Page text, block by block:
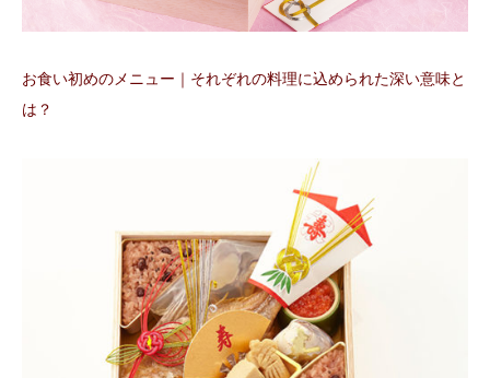
お食い初めのメニュー｜それぞれの料理に込められた深い意味と
は？